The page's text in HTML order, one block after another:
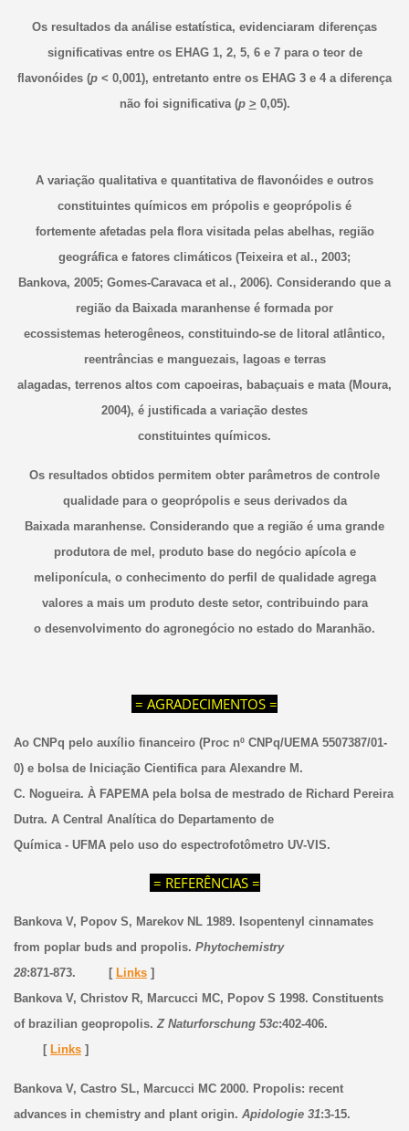
Os resultados da análise estatística, evidenciaram diferenças
significativas entre os EHAG 1, 2, 5, 6 e 7 para o teor de
flavonóides (p < 0,001), entretanto entre os EHAG 3 e 4 a diferença
não foi significativa (p > 0,05).
A variação qualitativa e quantitativa de flavonóides e outros
constituintes químicos em própolis e geoprópolis é
fortemente afetadas pela flora visitada pelas abelhas, região
geográfica e fatores climáticos (Teixeira et al., 2003;
Bankova, 2005; Gomes-Caravaca et al., 2006). Considerando que a
região da Baixada maranhense é formada por
ecossistemas heterogêneos, constituindo-se de litoral atlântico,
reentrâncias e manguezais, lagoas e terras
alagadas, terrenos altos com capoeiras, babaçuais e mata (Moura,
2004), é justificada a variação destes
constituintes químicos.
Os resultados obtidos permitem obter parâmetros de controle
qualidade para o geoprópolis e seus derivados da
Baixada maranhense. Considerando que a região é uma grande
produtora de mel, produto base do negócio apícola e
meliponícula, o conhecimento do perfil de qualidade agrega
valores a mais um produto deste setor, contribuindo para
o desenvolvimento do agronegócio no estado do Maranhão.
= AGRADECIMENTOS =
Ao CNPq pelo auxílio financeiro (Proc nº CNPq/UEMA 5507387/01-
0) e bolsa de Iniciação Cientifica para Alexandre M.
C. Nogueira. À FAPEMA pela bolsa de mestrado de Richard Pereira
Dutra. A Central Analítica do Departamento de
Química - UFMA pelo uso do espectrofotômetro UV-VIS.
= REFERÊNCIAS =
Bankova V, Popov S, Marekov NL 1989. Isopentenyl cinnamates
from poplar buds and propolis. Phytochemistry
28:871-873. [ Links]
Bankova V, Christov R, Marcucci MC, Popov S 1998. Constituents
of brazilian geopropolis.Z Naturforschung 53c:402-406.
[ Links]
Bankova V, Castro SL, Marcucci MC 2000. Propolis: recent
advances in chemistry and plant origin. Apidologie 31:3-15.